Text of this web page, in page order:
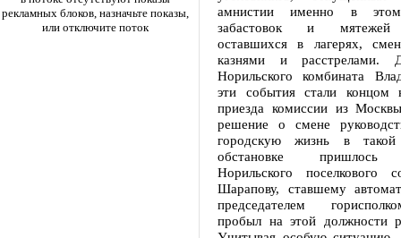
рекламных блоков, назначьте показы,
или отключите поток
амнистии именно в
забастовок и мятежей
оставшихся в лагерях,
казнями и расстрелами.
Норильского комбината
эти события стали концом
приезда комиссии из
решение о смене
городскую жизнь в такой
обстановке пришлось
Норильского поселкового
Шарапову, ставшему
председателем
пробыл на этой должности